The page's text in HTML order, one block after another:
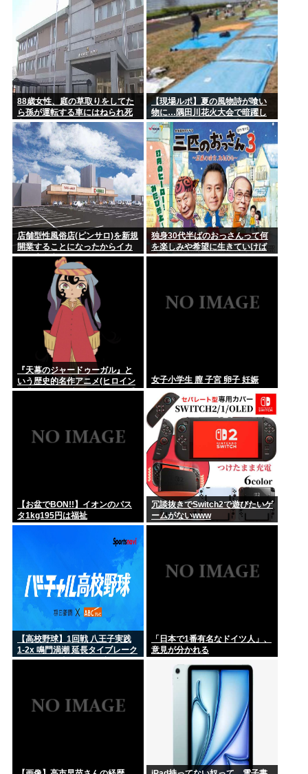
88歳女性、庭の草取りをしてた
ら孫が運転する車にはねられ死
亡
【現場ルポ】夏の風物詩が喰い
物に…隅田川花火大会で暗躍し
た中国人「場所取り転売ヤー」
の高笑い
店舗型性風俗店(ピンサロ)を新規
開業することになったからイカ
した店名考えてくれ
独身30代半ばのおっさんって何
を楽しみや希望に生きていけば
いいんだ？
『天幕のジャードゥーガル』と
いう歴史的名作アニメ(ヒロイン
が非処女)が日本人にイマイチ受
女子小学生 膣 子宮 卵子 妊娠
【お盆でBON!!】イオンのパス
タ1kg195円は福祉
冗談抜きでSwitch2で遊びたいゲ
ームがないwww
【高校野球】1回戦 八王子実践
1-2x 鳴門渦潮 延長タイブレーク
でサヨナラ勝ち 鳴門渦潮として
「日本で1番有名なドイツ人」、
意見が分かれる